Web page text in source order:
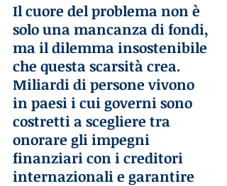
Il cuore del problema non è
solo una mancanza di fondi,
ma il dilemma insostenibile
che questa scarsità crea.
Miliardi di persone vivono
in paesi i cui governi sono
costretti a scegliere tra
onorare gli impegni
finanziari con i creditori
internazionali e garantire